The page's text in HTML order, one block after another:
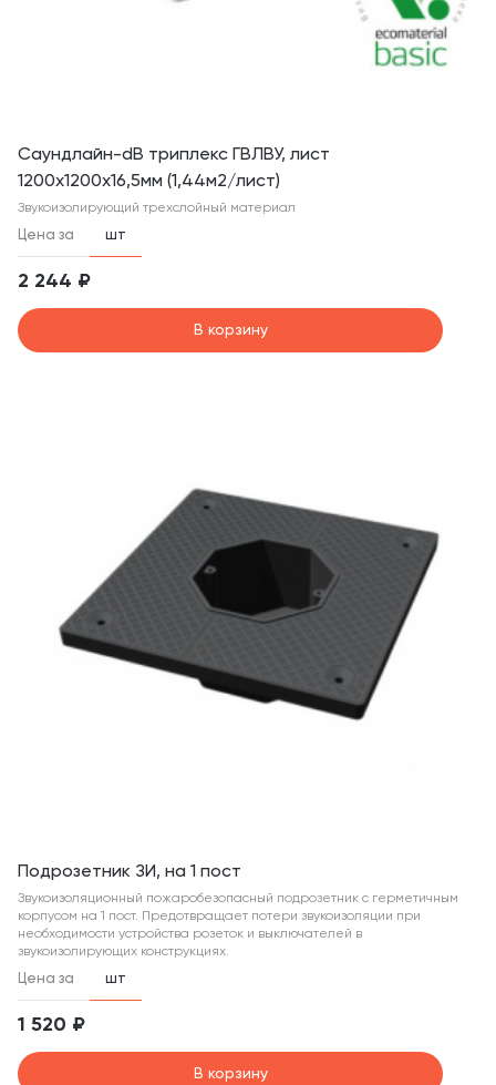
Саундлайн-dB триплекс ГВЛВУ, лист
1200х1200х16,5мм (1,44м2/лист)
Звукоизолирующий трехслойный материал
Цена за шт
2 244 ₽
В корзину
Подрозетник ЗИ, на 1 пост
Звукоизоляционный пожаробезопасный подрозетник с герметичным
корпусом на 1 пост. Предотвращает потери звукоизоляции при
необходимости устройства розеток и выключателей в
звукоизолирующих конструкциях.
Цена за шт
1 520 ₽
В корзину